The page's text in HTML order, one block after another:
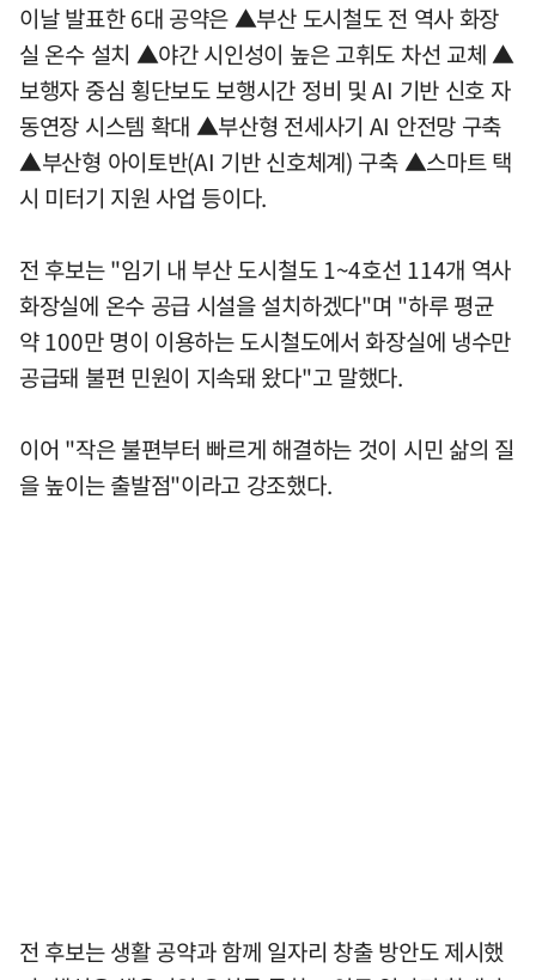
이날 발표한 6대 공약은 ▲부산 도시철도 전 역사 화장
실 온수 설치 ▲야간 시인성이 높은 고휘도 차선 교체 ▲
보행자 중심 횡단보도 보행시간 정비 및 AI 기반 신호 자
동연장 시스템 확대 ▲부산형 전세사기 AI 안전망 구축
▲부산형 아이토반(AI 기반 신호체계) 구축 ▲스마트 택
시 미터기 지원 사업 등이다.
전 후보는 "임기 내 부산 도시철도 1~4호선 114개 역사
화장실에 온수 공급 시설을 설치하겠다"며 "하루 평균
약 100만 명이 이용하는 도시철도에서 화장실에 냉수만
공급돼 불편 민원이 지속돼 왔다"고 말했다.
이어 "작은 불편부터 빠르게 해결하는 것이 시민 삶의 질
을 높이는 출발점"이라고 강조했다.
전 후보는 생활 공약과 함께 일자리 창출 방안도 제시했